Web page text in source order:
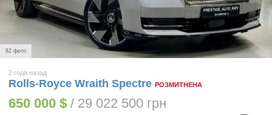
82 фото
2 года назад
Rolls-Royce Wraith Spectre РОЗМИТНЕНА
650 000 $ / 29 022 500 грн